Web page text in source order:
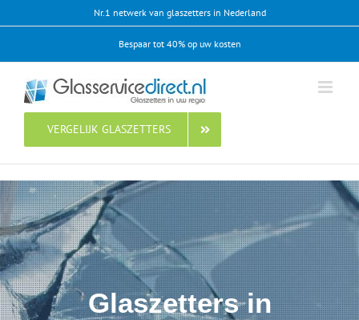
naar
Nr.1 netwerk van glaszetters in Nederland
Bespaar tot 40% op uw kosten
VERGELIJK GLASZETTERS
Glaszetters in